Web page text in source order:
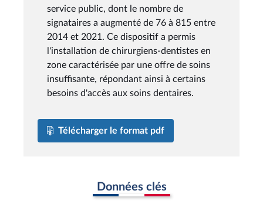
service public, dont le nombre de
signataires a augmenté de 76 à 815 entre
2014 et 2021. Ce dispositif a permis
l'installation de chirurgiens-dentistes en
zone caractérisée par une offre de soins
insuffisante, répondant ainsi à certains
besoins d'accès aux soins dentaires.
Télécharger le format pdf
Données clés